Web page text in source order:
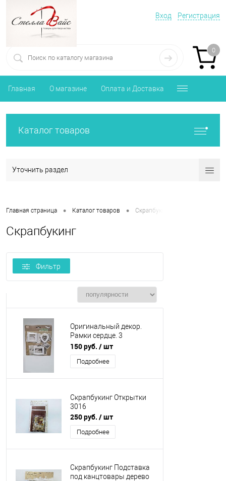
Вход Регистрация
0
Главная О магазине Оплата и Доставка
Каталог товаров
Уточнить раздел
Главная страница • Каталог товаров • Скрапбукинг
Скрапбукинг
Фильтр
Оригинальный декор.
Рамки сердце. 3
предмета. Пластик.
150 руб. / шт
Подробнее
Скрапбукинг Открытки
3016
250 руб. / шт
Подробнее
Скрапбукинг Подставка
под канцтовары дерево